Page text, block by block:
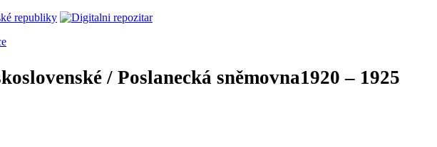
/ Poslanecká sněmovna1920 – 1925